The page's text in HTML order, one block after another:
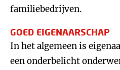
familiebedrijven.
GOED EIGENAARSCHAP
In het algemeen is
een onderbelicht